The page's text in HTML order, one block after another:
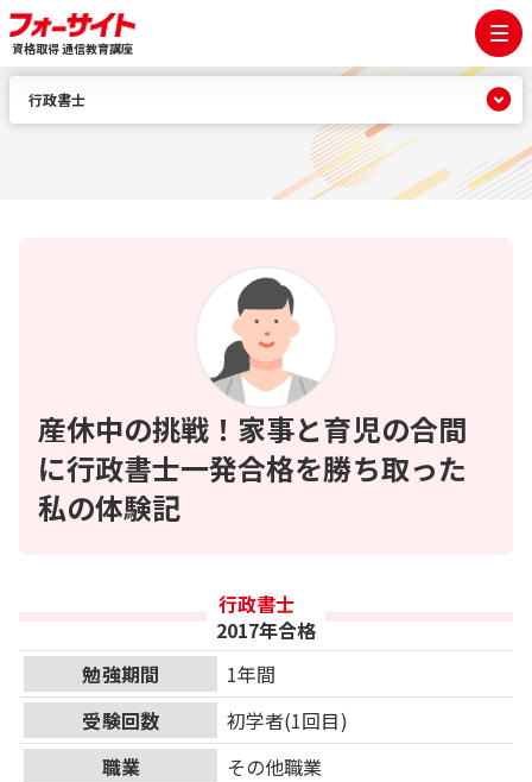
資格取得 通信教育講座
産休中の挑戦！家事と育児の合間
に行政書士一発合格を勝ち取った
私の体験記
行政書士
2017年合格
勉強期間
1年間
受験回数
初学者(1回目)
職業
その他職業
行政書士